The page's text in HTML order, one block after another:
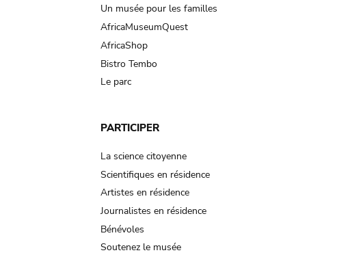
Un musée pour les familles
AfricaMuseumQuest
AfricaShop
Bistro Tembo
Le parc
PARTICIPER
La science citoyenne
Scientifiques en résidence
Artistes en résidence
Journalistes en résidence
Bénévoles
Soutenez le musée